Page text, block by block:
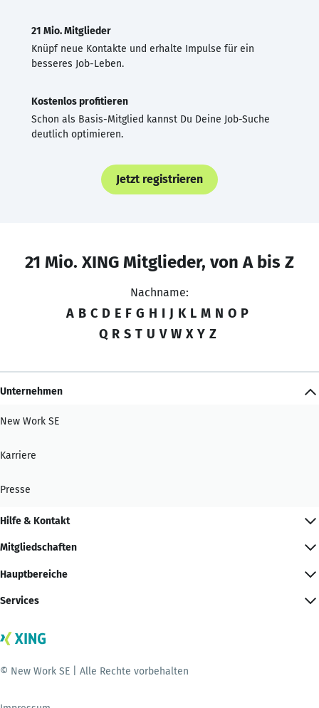
21 Mio. Mitglieder
Knüpf neue Kontakte und erhalte Impulse für ein
besseres Job-Leben.
Kostenlos profitieren
Schon als Basis-Mitglied kannst Du Deine Job-Suche
deutlich optimieren.
Jetzt registrieren
21 Mio. XING Mitglieder, von A bis Z
Nachname:
A B C D E F G H I J K L M N O P
Q R S T U V W X Y Z
Unternehmen
New Work SE
Karriere
Presse
Hilfe & Kontakt
Mitgliedschaften
Hauptbereiche
Services
© New Work SE | Alle Rechte vorbehalten